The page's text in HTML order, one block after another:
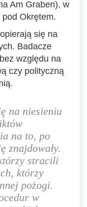
Am Graben), w
pod Okrętem.
się na
Badacze
względu na
czy polityczną
na niesieniu
na to, po
znajdowały.
stracili
którzy
pożogi.
w